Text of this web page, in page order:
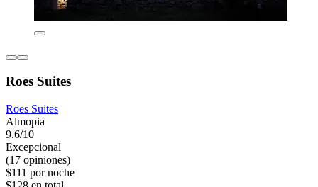
Roes Suites
Roes Suites
Almopia
9.6/10
Excepcional
(17 opiniones)
$111 por noche